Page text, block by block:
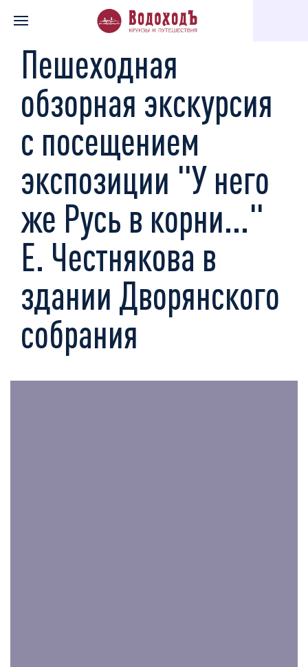
Главная Каталог экскурсий Музеи, галереи, театры
Пешеходная
обзорная экскурсия
с посещением
экспозиции "У него
же Русь в корни..."
Е. Честнякова в
здании Дворянского
собрания